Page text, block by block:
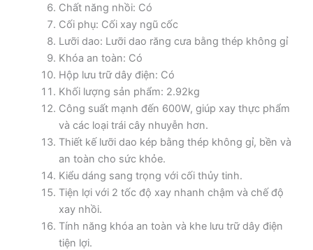
Chất năng nhồi: Có
Cối phụ: Cối xay ngũ cốc
Lưỡi dao: Lưỡi dao răng cưa bằng thép không gỉ
Khóa an toàn: Có
Hộp lưu trữ dây điện: Có
Khối lượng sản phẩm: 2.92kg
Công suất mạnh đến 600W, giúp xay thực phẩm
và các loại trái cây nhuyễn hơn.
Thiết kế lưỡi dao kép bằng thép không gỉ, bền và
an toàn cho sức khỏe.
Kiểu dáng sang trọng với cối thủy tinh.
Tiện lợi với 2 tốc độ xay nhanh chậm và chế độ
xay nhồi.
Tính năng khóa an toàn và khe lưu trữ dây điện
tiện lợi.